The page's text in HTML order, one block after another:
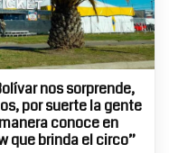
nos sorprende,
por suerte la gente
conoce en
que brinda el circo”